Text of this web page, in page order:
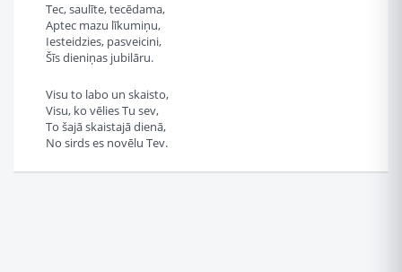
Tec, saulīte, tecēdama,
Aptec mazu līkumiņu,
Iesteidzies, pasveicini,
Šīs dieniņas jubilāru.
Visu to labo un skaisto,
Visu, ko vēlies Tu sev,
To šajā skaistajā dienā,
No sirds es novēlu Tev.